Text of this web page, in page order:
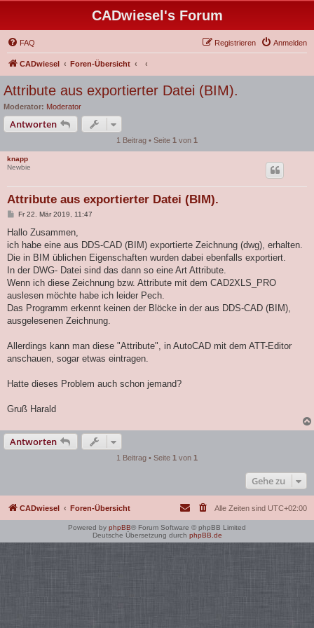
CADwiesel's Forum
FAQ Anmelden
Registrieren
CADwiesel Foren-Übersicht
Attribute aus exportierter Datei (BIM).
Moderator: Moderator
Antworten
1 Beitrag • Seite 1 von 1
knapp
Newbie
Attribute aus exportierter Datei (BIM).
B
i
r
a
Fr 22. Mär 2019, 11:47
Hallo Zusammen,
ich habe eine aus DDS-CAD (BIM) exportierte Zeichnung (dwg), erhalten.
Die in BIM üblichen Eigenschaften wurden dabei ebenfalls exportiert.
In der DWG- Datei sind das dann so eine Art Attribute.
Wenn ich diese Zeichnung bzw. Attribute mit dem CAD2XLS_PRO
auslesen möchte habe ich leider Pech.
Das Programm erkennt keinen der Blöcke in der aus DDS-CAD (BIM),
ausgelesenen Zeichnung.
Allerdings kann man diese "Attribute", in AutoCAD mit dem ATT-Editor
anschauen, sogar etwas eintragen.
Hatte dieses Problem auch schon jemand?
Gruß Harald
Antworten
1 Beitrag • Seite 1 von 1
Gehe zu
CADwiesel Foren-Übersicht Alle Zeiten sind UTC+02:00
Powered by phpBB® Forum Software © phpBB Limited
Deutsche Übersetzung durch phpBB.de